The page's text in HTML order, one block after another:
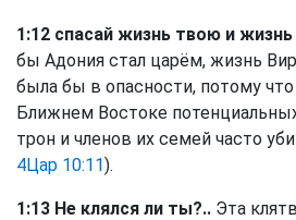
1:12 спасай жизнь твою и
бы Адония стал царём, жизнь
была бы в опасности, потому
Ближнем Востоке
трон и членов их семей часто
4Цар 10:11).
1:13 Не клялся ли ты?.. Эта